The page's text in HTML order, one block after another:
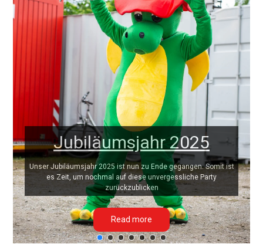
Jubiläumsjahr 2025
Unser Jubiläumsjahr 2025 ist nun zu Ende gegangen. Somit ist
es Zeit, um nochmal auf diese unvergessliche Party
zurückzublicken
Read more